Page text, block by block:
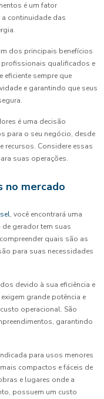
é um fator
a continuidade das
dos principais benefícios
profissionais qualificados e
eficiente sempre que
e garantindo que seus
é uma decisão
para o seu negócio, desde
recursos. Considere essas
suas operações.
no mercado
, você encontrará uma
gerador tem suas
quais são as
para suas necessidades
devido à sua eficiência e
grande potência e
operacional. São
garantindo
para usos menores
compactos e fáceis de
e lugares onde a
possuem um custo